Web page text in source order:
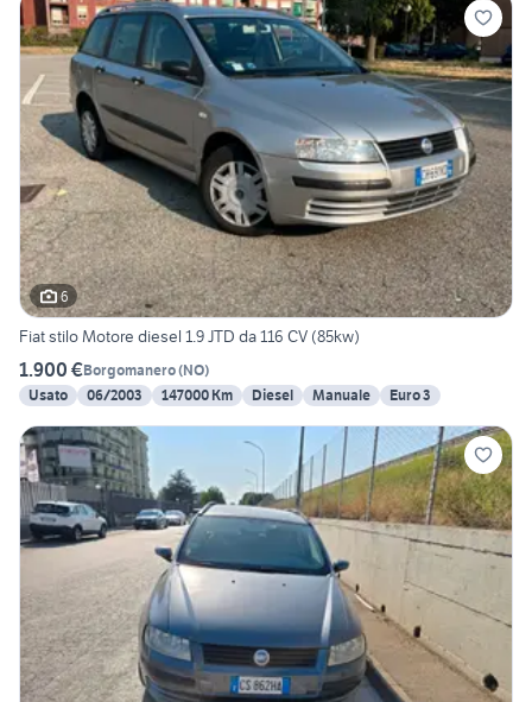
6
Fiat stilo Motore diesel 1.9 JTD da 116 CV (85kw)
1.900 €Borgomanero(NO)
Usato
06/2003 147000 Km Diesel Manuale Euro 3